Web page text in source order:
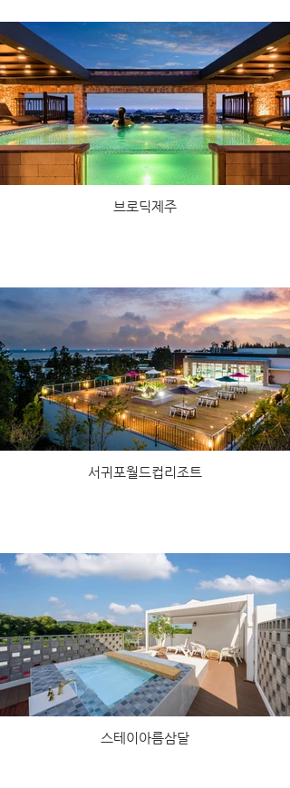
브로딕제주
서귀포월드컵리조트
스테이아름삼달